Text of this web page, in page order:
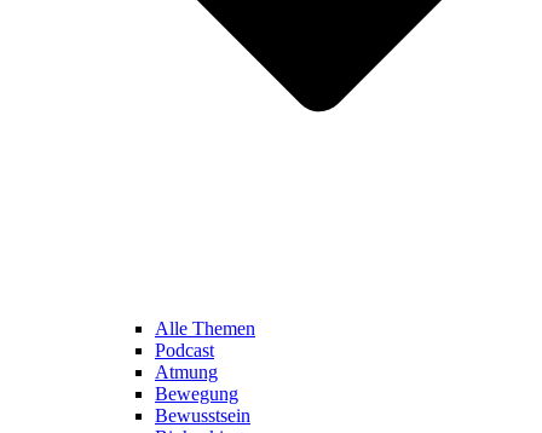
Alle Themen
Podcast
Atmung
Bewegung
Bewusstsein